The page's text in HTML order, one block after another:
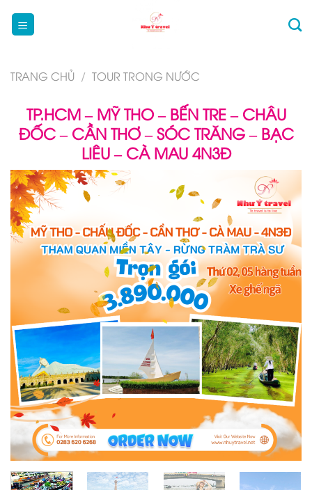
qua
TRANG CHỦ / TOUR TRONG NƯỚC
TP.HCM – MỸ THO – BẾN TRE – CHÂU
ĐỐC – CẦN THƠ – SÓC TRĂNG – BẠC
LIÊU – CÀ MAU 4N3Đ